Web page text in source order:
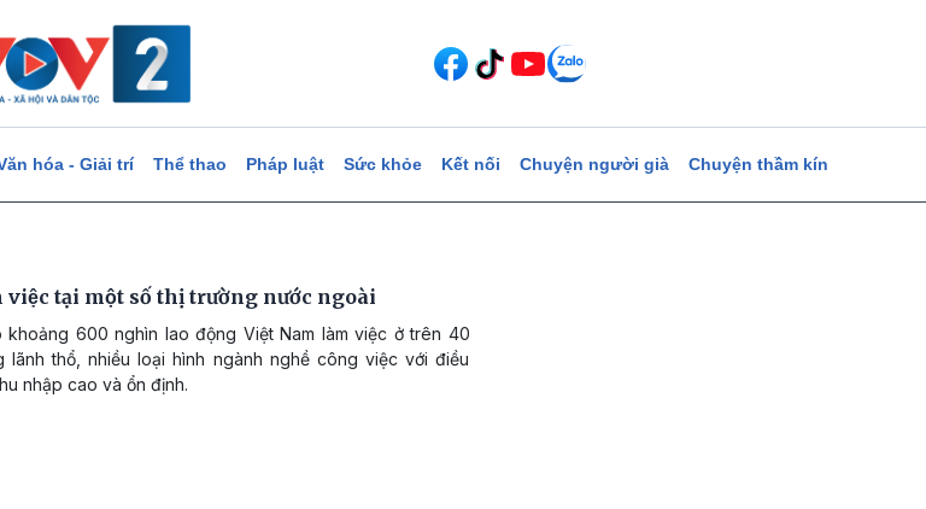
hóa - Giải trí Thể thao Pháp luật Sức khỏe Kết nối Chuyện người già Chuyện thầm kín
tại một số thị trường nước ngoài
khoảng 600 nghìn lao động Việt Nam làm việc ở trên 40
lãnh thổ, nhiều loại hình ngành nghề công việc với điều
nhập cao và ổn định.